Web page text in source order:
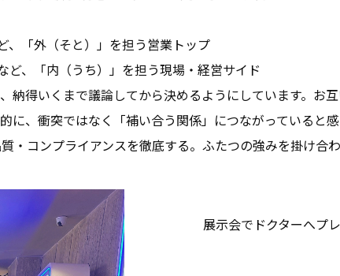
、「外（そと）」を担う営業トップ
ど、「内（うち）」を担う現場・経営サイド
得いくまで議論してから決めるようにしています。お
に、衝突ではなく「補い合う関係」につながっていると
コンプライアンスを徹底する。ふたつの強みを掛け合
展示会でドクターへプ